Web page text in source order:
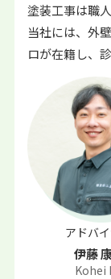
塗装工事は職
当社には、外
ロが在籍し、
アドバ
伊藤
Kohei